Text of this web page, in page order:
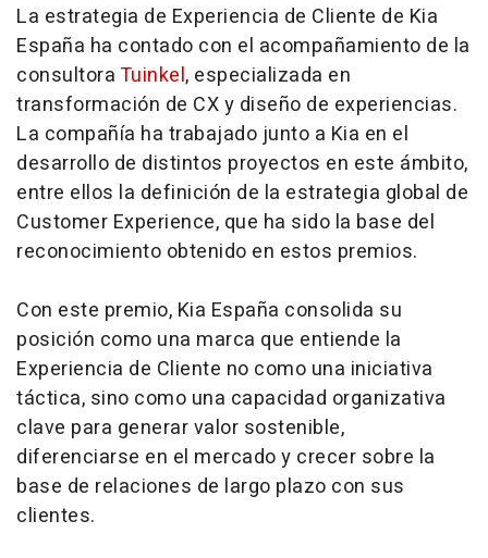
La estrategia de Experiencia de Cliente de Kia
España ha contado con el acompañamiento de la
consultoraTuinkel, especializada en
transformación de CX y diseño de experiencias.
La compañía ha trabajado junto a Kia en el
desarrollo de distintos proyectos en este ámbito,
entre ellos la definición de la estrategia global de
Customer Experience, que ha sido la base del
reconocimiento obtenido en estos premios.
Con este premio, Kia España consolida su
posición como una marca que entiende la
Experiencia de Cliente no como una iniciativa
táctica, sino como una capacidad organizativa
clave para generar valor sostenible,
diferenciarse en el mercado y crecer sobre la
base de relaciones de largo plazo con sus
clientes.